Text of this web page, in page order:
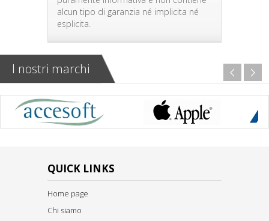
alcun tipo di garanzia né implicita né
esplicita.
I nostri marchi
QUICK LINKS
Home page
Chi siamo